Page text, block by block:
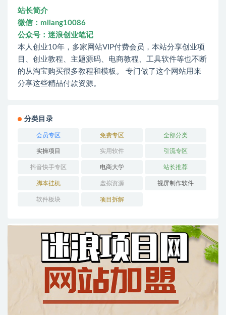
站长简介
微信：milang10086
公众号：迷浪创业笔记
本人创业10年，多家网站VIP付费会员，本站分享创业项
目、创业教程、主题源码、电商教程、工具软件等也不断
的从淘宝购买很多教程和模板。 专门做了这个网站用来
分享这些精品付款资源。
分类目录
会员专区 免费专区 全部分类
实操项目 实用软件 引流专区
抖音快手专区 电商大学 站长推荐
脚本挂机 虚拟资源 视屏制作软件
软件板块 项目拆解